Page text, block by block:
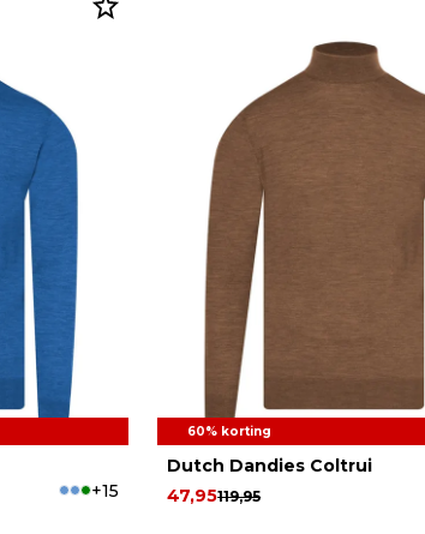
+15
60% korting
Dutch Dandies Coltrui
119,95
47,95